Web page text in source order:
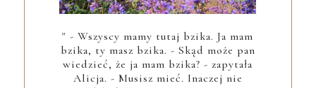
" - Wszyscy mamy tutaj bzika. Ja mam
bzika, ty masz bzika. - Skąd może pan
wiedzieć, że ja mam bzika? - zapytała
Alicja. - Musisz mieć. Inaczej nie